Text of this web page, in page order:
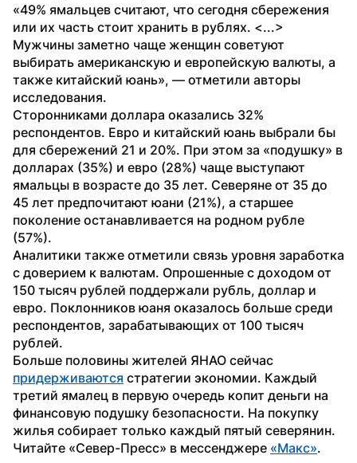
«49% ямальцев считают, что сегодня сбережения
или их часть стоит хранить в рублях. <...>
Мужчины заметно чаще женщин советуют
выбирать американскую и европейскую валюты, а
также китайский юань», — отметили авторы
исследования.
Сторонниками доллара оказались 32%
респондентов. Евро и китайский юань выбрали бы
для сбережений 21 и 20%. При этом за «подушку» в
долларах (35%) и евро (28%) чаще выступают
ямальцы в возрасте до 35 лет. Северяне от 35 до
45 лет предпочитают юани (21%), а старшее
поколение останавливается на родном рубле
(57%).
Аналитики также отметили связь уровня заработка
с доверием к валютам. Опрошенные с доходом от
150 тысяч рублей поддержали рубль, доллар и
евро. Поклонников юаня оказалось больше среди
респондентов, зарабатывающих от 100 тысяч
рублей.
придерживаются стратегии экономии. Каждый
третий ямалец в первую очередь копит деньги на
финансовую подушку безопасности. На покупку
жилья собирает только каждый пятый северянин.
Читайте «Север-Пресс» в мессенджере «Макс».